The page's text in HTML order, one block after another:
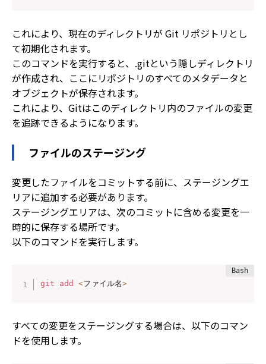
これにより、現在のディレクトリが Git リポジトリとし
て初期化されます。
このコマンドを実行すると、.gitという隠しディレクトリ
が作成され、ここにリポジトリのすべてのメタデータと
オブジェクトが保存されます。
これにより、Gitはこのディレクトリ内のファイルの変更
を追跡できるようになります。
ファイルのステージング
変更したファイルをコミットする前に、ステージングエ
リアに追加する必要があります。
ステージングエリアは、次のコミットに含める変更を一
時的に保存する場所です。
以下のコマンドを実行します。
git add <ファイル名>
すべての変更をステージングする場合は、以下のコマン
ドを使用します。